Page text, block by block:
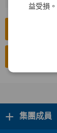
益受損。
+ 集團成員